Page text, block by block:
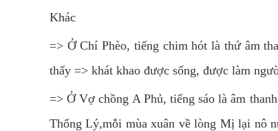
Khác
=> Ở Chí Phèo, tiếng chim hót là thứ âm
thấy => khát khao được sống, được làm
=> Ở Vợ chồng A Phủ, tiếng sáo là âm
Thống Lý,mỗi mùa xuân về lòng Mị lại nô